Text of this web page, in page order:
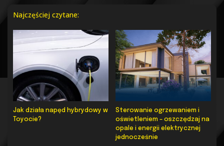
Najczęściej czytane:
Jak działa napęd hybrydowy w
Toyocie?
Sterowanie ogrzewaniem i
oświetleniem – oszczędzaj na
opale i energii elektrycznej
jednocześnie